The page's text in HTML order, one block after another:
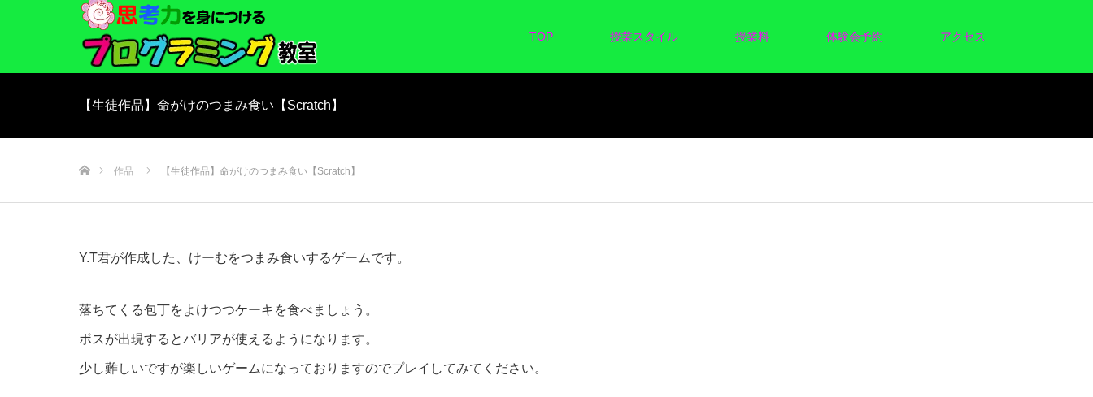
TOP 授業スタイル 授業料 体験会予約 アクセス
【生徒作品】命がけのつまみ食い【Scratch】
作品 【生徒作品】命がけのつまみ食い【Scratch】
Y.T君が作成した、けーむをつまみ食いするゲームです。
落ちてくる包丁をよけつつケーキを食べましょう。
ボスが出現するとバリアが使えるようになります。
少し難しいですが楽しいゲームになっておりますのでプレイしてみてください。